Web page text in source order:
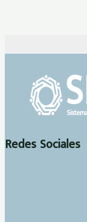
Redes Sociales